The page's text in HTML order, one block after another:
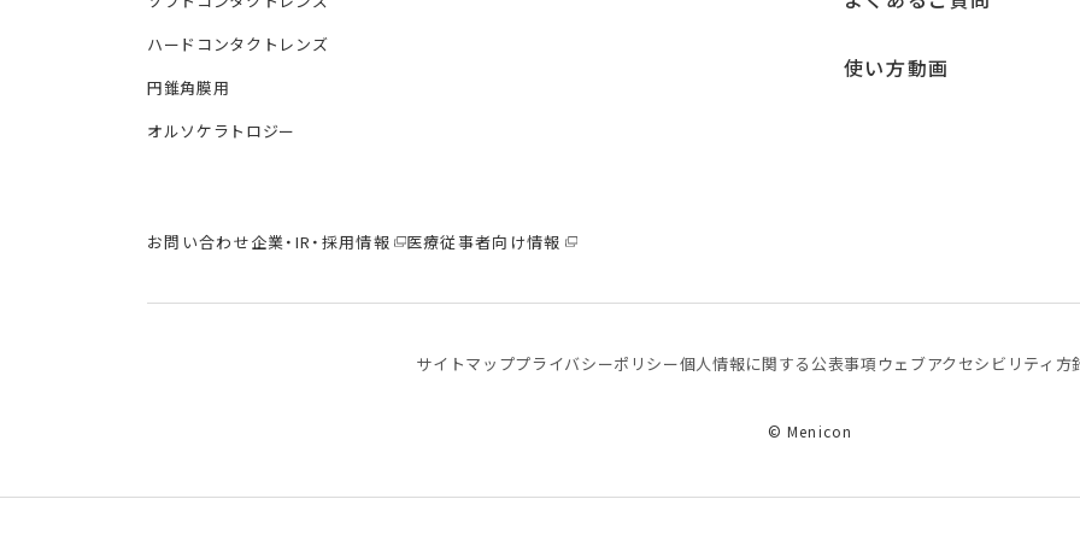
ハードコンタクトレンズ
円錐角膜用
オルソケラトロジー
使い方動画
お問い合わせ企業・IR・採用情報 医療従事者向け情報
サイトマッププライバシーポリシー個⼈情報に関する公表事項 ウェブアクセシビリティ方
© Menicon